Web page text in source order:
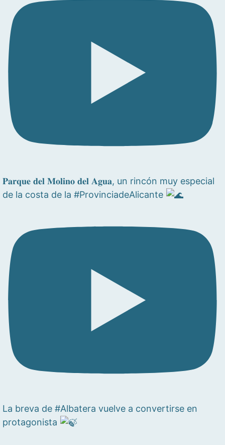
𝐏𝐚𝐫𝐪𝐮𝐞 𝐝𝐞𝐥 𝐌𝐨𝐥𝐢𝐧𝐨 𝐝𝐞𝐥 𝐀𝐠𝐮𝐚, un rincón muy especial
de la costa de la #ProvinciadeAlicante
La breva de #Albatera vuelve a convertirse en
protagonista